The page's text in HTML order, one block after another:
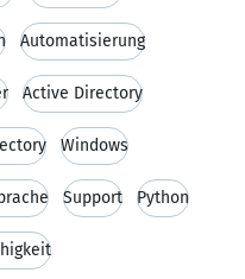
Automatisierung
Active Directory
Windows
Support Python